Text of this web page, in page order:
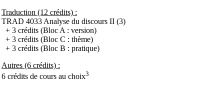
Traduction (12 crédits) :
TRAD 4033 Analyse du discours II (3)
+ 3 crédits (Bloc A : version)
+ 3 crédits (Bloc C : thème)
+ 3 crédits (Bloc B : pratique)
Autres (6 crédits) :
6 crédits de cours au choix3